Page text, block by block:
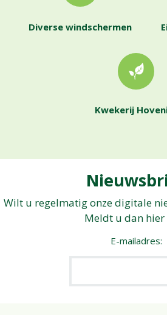
Diverse windschermen
Kwekerij
Wilt u regelmatig onze digitale
Meldt u dan hier
E-mailadres: